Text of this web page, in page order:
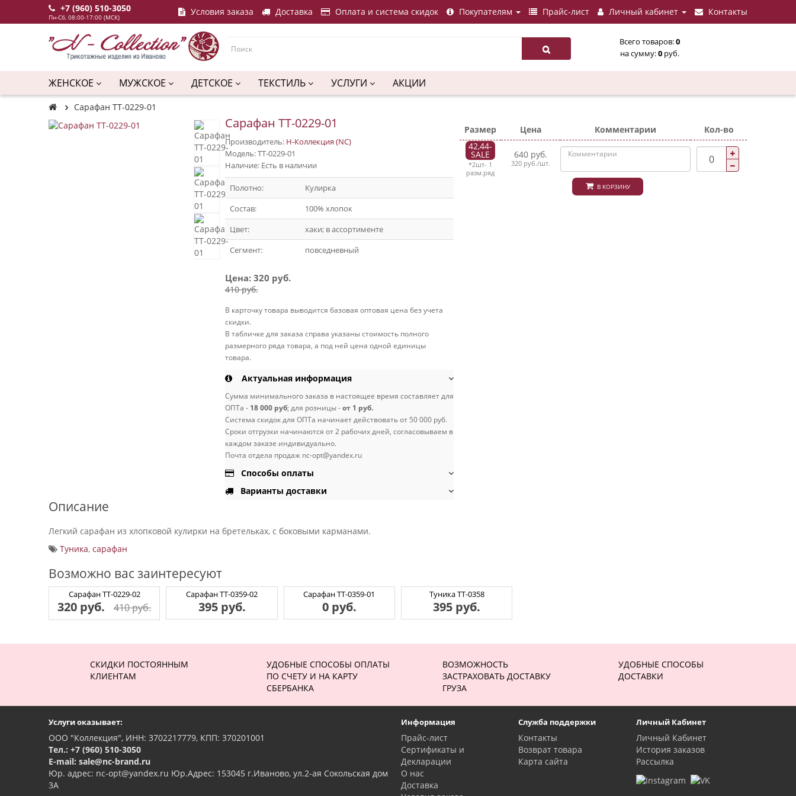
+7 (960) 510-3050
Пн-Сб, 08:00-17:00 (МСК) Условия заказа Доставка Оплата и система скидок Покупателям Прайс-лист Личный кабинет Контакты
Всего товаров:0
на сумму:0руб.
ЖЕНСКОЕ МУЖСКОЕ ДЕТСКОЕ ТЕКСТИЛЬ УСЛУГИ АКЦИИ
Сарафан ТТ-0229-01
Сарафан ТТ-0229-01
Производитель: Н-Коллекция (NC)
Модель: ТТ-0229-01
Наличие: Есть в наличии
Полотно:
Кулирка
Состав:
100% хлопок
Цвет:
хаки; в ассортименте
Сегмент:
повседневный
Цена: 320 руб.
410 руб.
В карточку товара выводится базовая оптовая цена без учета
скидки.
В табличке для заказа справа указаны стоимость полного
размерного ряда товара, а под ней цена одной единицы
товара.
Актуальная информация
Сумма минимального заказа в настоящее время составляет для
ОПТа - 18 000 руб; для розницы -от 1 руб.
Система скидок для ОПТа начинает действовать от 50 000 руб.
Сроки отгрузки начинаются от 2 рабочих дней, согласовываем в
каждом заказе индивидуально.
Почта отдела продаж nc-opt@yandex.ru
Способы оплаты
Варианты доставки
Размер Цена Комментарии
Кол-во
42,44-
SALE
*2шт- 1
разм.ряд
640 руб.
320 руб./шт.
В КОРЗИНУ
Описание
Легкий сарафан из хлопковой кулирки на бретельках, с боковыми карманами.
Туника,сарафан
Возможно вас заинтересуют
Сарафан ТТ-0229-02
320 руб. 410 руб.
Сарафан ТТ-0359-02
395 руб.
Сарафан ТТ-0359-01
0 руб.
Туника ТТ-0358
395 руб.
СКИДКИ ПОСТОЯННЫМ
КЛИЕНТАМ
УДОБНЫЕ СПОСОБЫ ОПЛАТЫ
ПО СЧЕТУ И НА КАРТУ
СБЕРБАНКА
ВОЗМОЖНОСТЬ
ЗАСТРАХОВАТЬ ДОСТАВКУ
ГРУЗА
УДОБНЫЕ СПОСОБЫ
ДОСТАВКИ
Услуги оказывает:
ООО "Коллекция", ИНН: 3702217779, КПП: 370201001
Тел.: +7 (960) 510-3050
E-mail: sale@nc-brand.ru
Юр. адрес: nc-opt@yandex.ru Юр.Адрес: 153045 г.Иваново, ул.2-ая Сокольская дом
3А
Информация
Прайс-лист
Сертификаты и
Декларации
О нас
Доставка
Служба поддержки
Контакты
Возврат товара
Карта сайта
Личный Кабинет
Личный Кабинет
История заказов
Рассылка